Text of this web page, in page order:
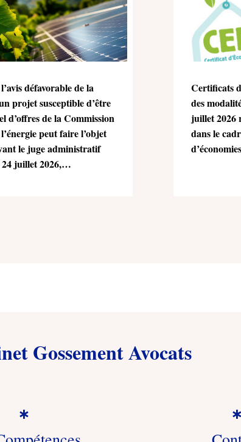
défavorable de la
projet susceptible d’être
d’offres de la Commission
peut faire l’objet
le juge administratif
juillet 2026,
Certificats
des
juillet 2026
dans le
Gossement Avocats
 